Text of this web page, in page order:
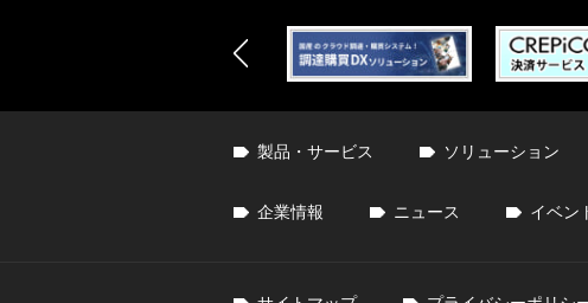
製品・サービス ソリューション
企業情報 ニュース イベン